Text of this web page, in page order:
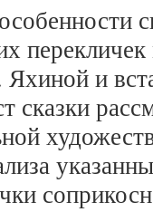
и
сказки